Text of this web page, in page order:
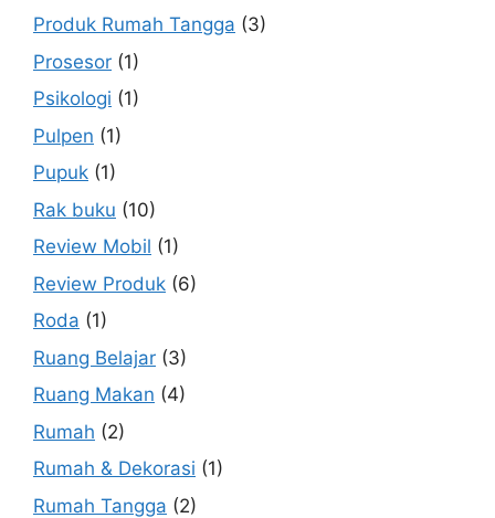
Produk Rumah Tangga (3)
Prosesor (1)
Psikologi (1)
Pulpen (1)
Pupuk (1)
Rak buku (10)
Review Mobil (1)
Review Produk (6)
Roda (1)
Ruang Belajar (3)
Ruang Makan (4)
Rumah (2)
Rumah & Dekorasi (1)
Rumah Tangga (2)